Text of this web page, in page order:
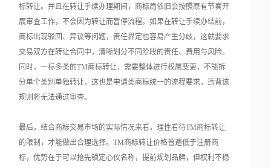
标转让。并且在转让手续办理期间，商标局依旧会按照原有节奏开
展审查工作，不会因为转让而暂停流程。如果在转让手续办结前，
商标出现驳回、异议等问题，责任界定也容易产生分歧，这就要求
交易双方在转让合同中，清晰划分不同阶段的责任、费用与风险。
同时，一标多类的TM商标转让，需要整体进行权属变更，不能拆
分单个类别单独转让，这也是申请类商标统一的流程要求，违背该
规则将无法通过审查。
最后，结合商标交易市场的实际情况来看，理性看待TM商标转让
的限制，才能做出合理选择。TM商标转让价格普遍低于注册商
标，优势在于可以抢先锁定心仪名称，提前规划品牌，但权利不稳